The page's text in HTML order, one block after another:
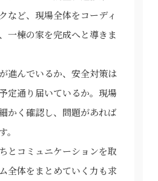
など、現場全体をコーディ
一棟の家を完成へと導きま
進んでいるか、安全対策は
定通り届いているか。現場
かく確認し、問題があれば
とコミュニケーションを取
全体をまとめていく力も求